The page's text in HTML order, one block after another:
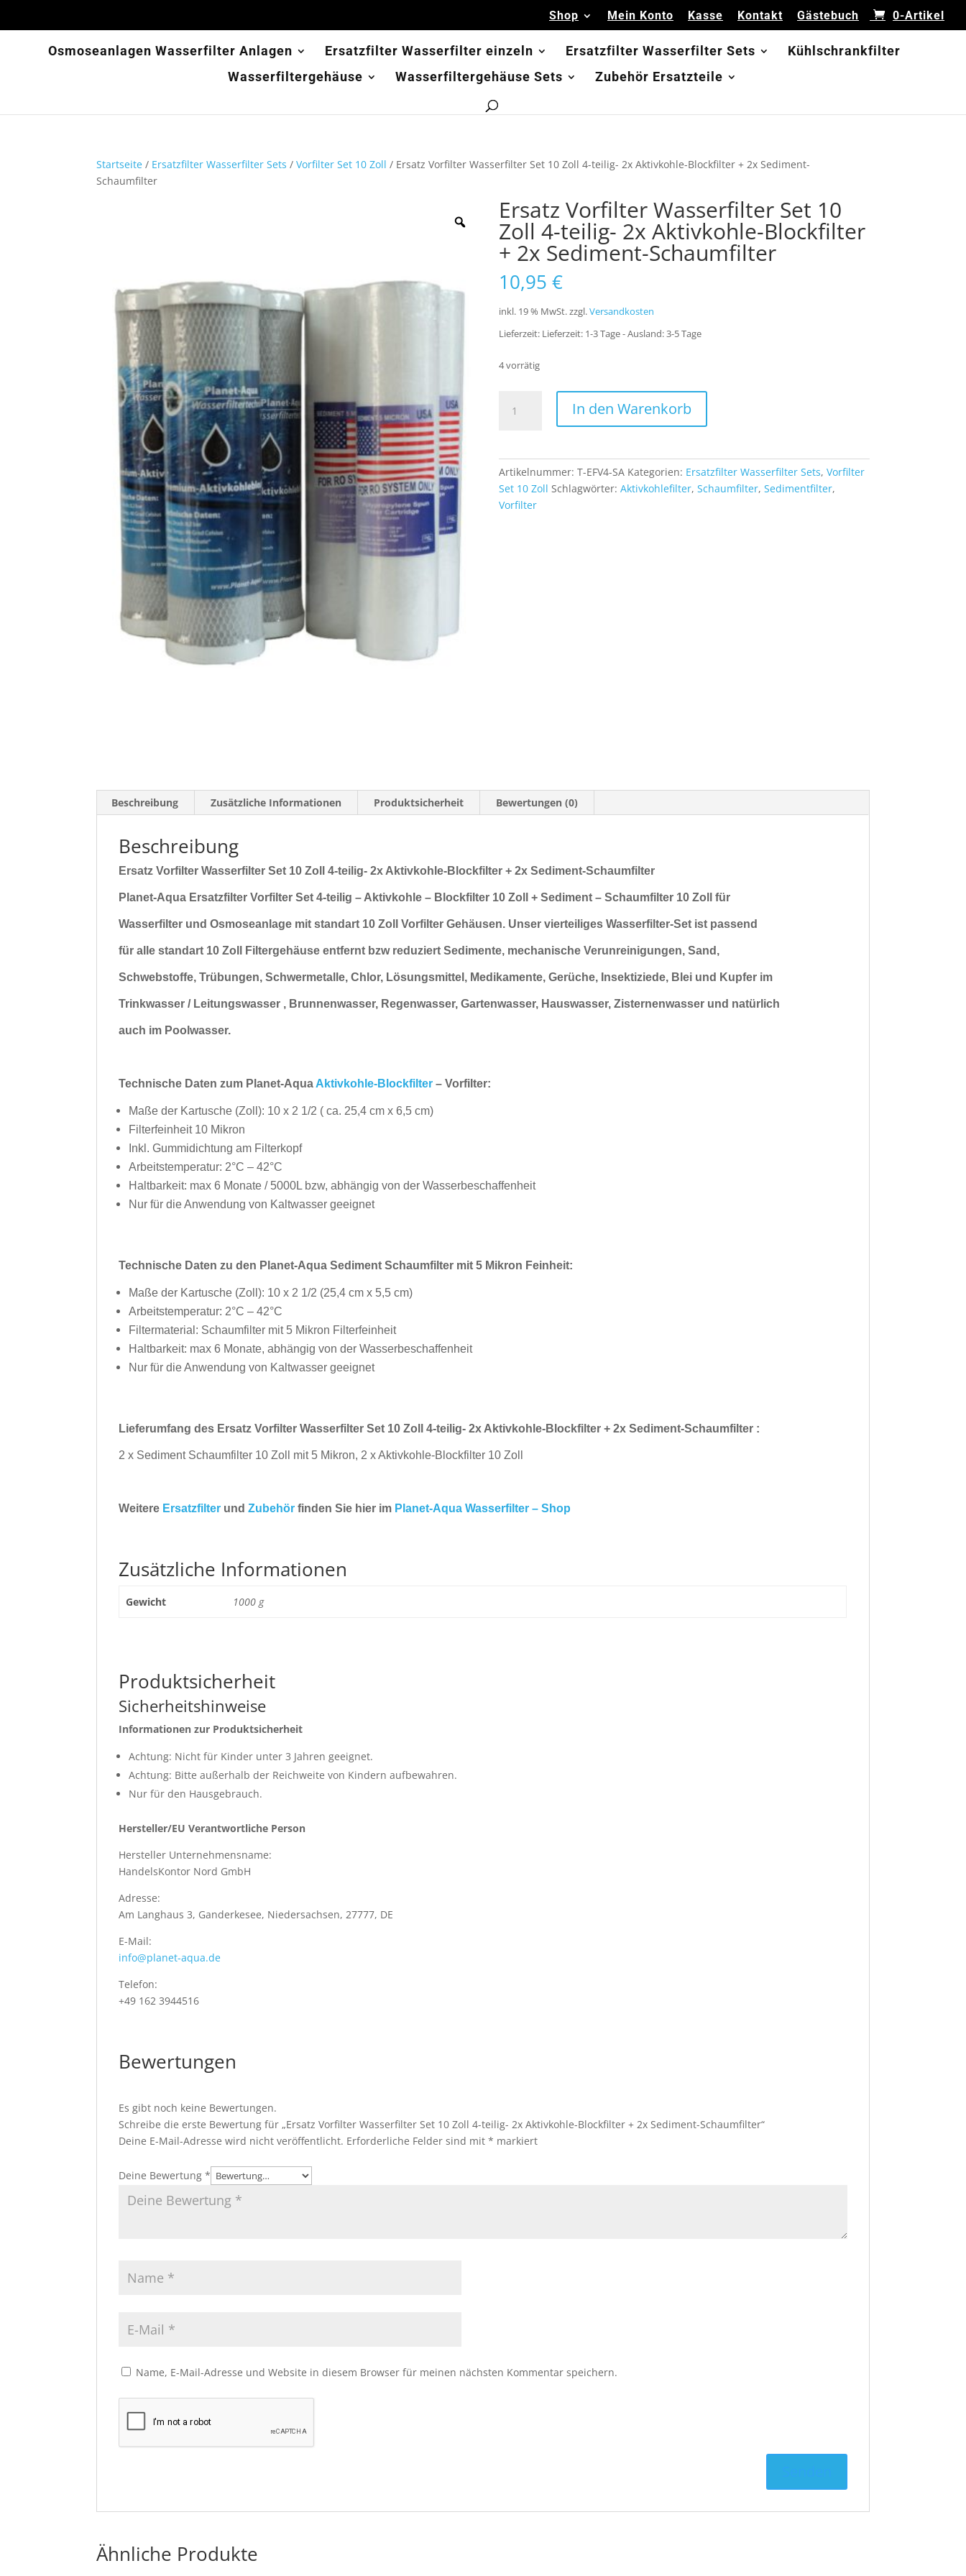
Shop Mein Konto Kasse Kontakt Gästebuch 0-Artikel
Osmoseanlagen Wasserfilter Anlagen Ersatzfilter Wasserfilter einzeln Ersatzfilter Wasserfilter Sets
Kühlschrankfilter
Wasserfiltergehäuse
Wasserfiltergehäuse Sets Zubehör Ersatzteile
Startseite / Ersatzfilter Wasserfilter Sets /Vorfilter Set 10 Zoll / Ersatz Vorfilter Wasserfilter Set 10 Zoll 4-teilig- 2x Aktivkohle-Blockfilter + 2x Sediment-
Schaumfilter
Ersatz Vorfilter Wasserfilter Set 10
Zoll 4-teilig- 2x Aktivkohle-Blockfilter
+ 2x Sediment-Schaumfilter
10,95 €
inkl. 19 % MwSt. zzgl.Versandkosten
Lieferzeit: Lieferzeit: 1-3 Tage - Ausland: 3-5 Tage
4 vorrätig
Vorfilter
In den Warenkorb
Artikelnummer: T-EFV4-SA Kategorien: Ersatzfilter Wasserfilter Sets, Vorfilter
Set 10 Zoll Schlagwörter: Aktivkohlefilter, Schaumfilter, Sedimentfilter,
Vorfilter
Beschreibung Zusätzliche Informationen Produktsicherheit Bewertungen (0)
Beschreibung
Ersatz Vorfilter Wasserfilter Set 10 Zoll 4-teilig- 2x Aktivkohle-Blockfilter + 2x Sediment-Schaumfilter
Planet-Aqua Ersatzfilter Vorfilter Set 4-teilig – Aktivkohle – Blockfilter 10 Zoll + Sediment – Schaumfilter 10 Zoll für
Wasserfilter und Osmoseanlage mit standart 10 Zoll Vorfilter Gehäusen. Unser vierteiliges Wasserfilter-Set ist passend
für alle standart 10 Zoll Filtergehäuseentfernt bzw reduziert Sedimente, mechanischeVerunreinigungen, Sand,
Schwebstoffe, Trübungen, Schwermetalle, Chlor, Lösungsmittel, Medikamente, Gerüche, Insektiziede, Blei und Kupfer im
Trinkwasser / Leitungswasser , Brunnenwasser, Regenwasser,Gartenwasser, Hauswasser, Zisternenwasser und natürlich
auch im Poolwasser.
Technische Daten zum Planet-Aqua Aktivkohle-Blockfilter – Vorfilter:
Maße der Kartusche (Zoll): 10 x 2 1/2 ( ca. 25,4 cm x 6,5 cm)
Filterfeinheit 10 Mikron
Inkl. Gummidichtung am Filterkopf
Arbeitstemperatur: 2°C – 42°C
Haltbarkeit: max 6 Monate / 5000L bzw, abhängig von der Wasserbeschaffenheit
Nur für die Anwendung von Kaltwasser geeignet
Technische Daten zu den Planet-Aqua Sediment Schaumfilter mit 5 Mikron Feinheit:
Maße der Kartusche (Zoll): 10 x 2 1/2 (25,4 cm x 5,5 cm)
Arbeitstemperatur: 2°C – 42°C
Filtermaterial: Schaumfilter mit 5 Mikron Filterfeinheit
Haltbarkeit: max 6 Monate, abhängig von der Wasserbeschaffenheit
Nur für die Anwendung von Kaltwasser geeignet
Lieferumfang des Ersatz Vorfilter Wasserfilter Set 10 Zoll 4-teilig- 2x Aktivkohle-Blockfilter + 2x Sediment-Schaumfilter :
2 x Sediment Schaumfilter 10 Zoll mit 5 Mikron, 2 x Aktivkohle-Blockfilter 10 Zoll
Weitere Ersatzfilter undZubehör finden Sie hier im Planet-Aqua Wasserfilter – Shop
Zusätzliche Informationen
Gewicht 1000 g
Produktsicherheit
Sicherheitshinweise
Informationen zur Produktsicherheit
Achtung: Nicht für Kinder unter 3 Jahren geeignet.
Achtung: Bitte außerhalb der Reichweite von Kindern aufbewahren.
Nur für den Hausgebrauch.
Hersteller/EU Verantwortliche Person
Hersteller Unternehmensname:
HandelsKontor Nord GmbH
Adresse:
Am Langhaus 3, Ganderkesee, Niedersachsen, 27777, DE
E-Mail:
info@planet-aqua.de
Telefon:
+49 162 3944516
Bewertungen
Es gibt noch keine Bewertungen.
Schreibe die erste Bewertung für „Ersatz Vorfilter Wasserfilter Set 10 Zoll 4-teilig- 2x Aktivkohle-Blockfilter + 2x Sediment-Schaumfilter“
Deine E-Mail-Adresse wird nicht veröffentlicht. Erforderliche Felder sind mit* markiert
Deine Bewertung*
Name, E-Mail-Adresse und Website in diesem Browser für meinen nächsten Kommentar speichern.
Ähnliche Produkte